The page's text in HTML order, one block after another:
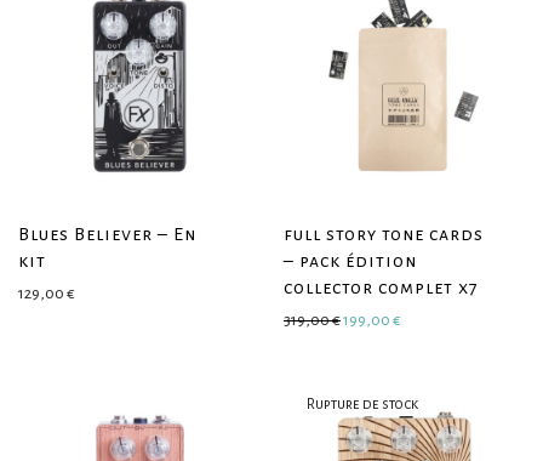
Blues Believer – En
kit
129,00 €
full story tone cards
– pack édition
collector complet x7
319,00€Le prix initial était : 319,00 €.
199,00 €